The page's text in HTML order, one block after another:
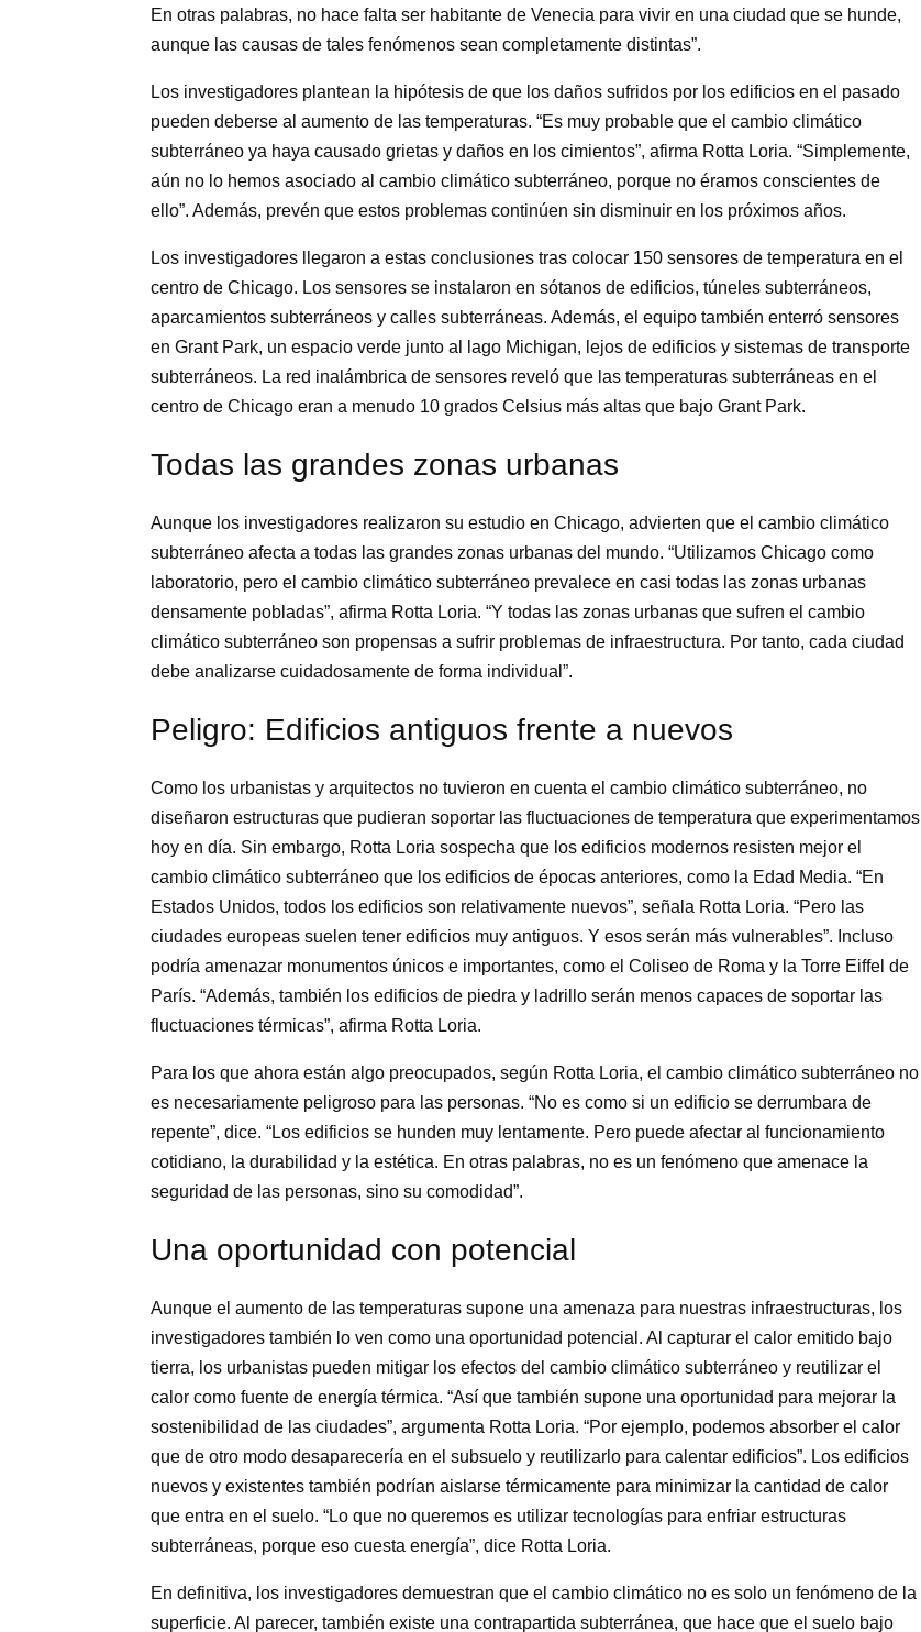
En otras palabras, no hace falta ser habitante de Venecia para vivir en una ciudad que se hunde,
aunque las causas de tales fenómenos sean completamente distintas”.
Los investigadores plantean la hipótesis de que los daños sufridos por los edificios en el pasado
pueden deberse al aumento de las temperaturas. “Es muy probable que el cambio climático
subterráneo ya haya causado grietas y daños en los cimientos”, afirma Rotta Loria. “Simplemente,
aún no lo hemos asociado al cambio climático subterráneo, porque no éramos conscientes de
ello”. Además, prevén que estos problemas continúen sin disminuir en los próximos años.
Los investigadores llegaron a estas conclusiones tras colocar 150 sensores de temperatura en el
centro de Chicago. Los sensores se instalaron en sótanos de edificios, túneles subterráneos,
aparcamientos subterráneos y calles subterráneas. Además, el equipo también enterró sensores
en Grant Park, un espacio verde junto al lago Michigan, lejos de edificios y sistemas de transporte
subterráneos. La red inalámbrica de sensores reveló que las temperaturas subterráneas en el
centro de Chicago eran a menudo 10 grados Celsius más altas que bajo Grant Park.
Todas las grandes zonas urbanas
Aunque los investigadores realizaron su estudio en Chicago, advierten que el cambio climático
subterráneo afecta a todas las grandes zonas urbanas del mundo. “Utilizamos Chicago como
laboratorio, pero el cambio climático subterráneo prevalece en casi todas las zonas urbanas
densamente pobladas”, afirma Rotta Loria. “Y todas las zonas urbanas que sufren el cambio
climático subterráneo son propensas a sufrir problemas de infraestructura. Por tanto, cada ciudad
debe analizarse cuidadosamente de forma individual”.
Peligro: Edificios antiguos frente a nuevos
Como los urbanistas y arquitectos no tuvieron en cuenta el cambio climático subterráneo, no
diseñaron estructuras que pudieran soportar las fluctuaciones de temperatura que experimentamos
hoy en día. Sin embargo, Rotta Loria sospecha que los edificios modernos resisten mejor el
cambio climático subterráneo que los edificios de épocas anteriores, como la Edad Media. “En
Estados Unidos, todos los edificios son relativamente nuevos”, señala Rotta Loria. “Pero las
ciudades europeas suelen tener edificios muy antiguos. Y esos serán más vulnerables”. Incluso
podría amenazar monumentos únicos e importantes, como el Coliseo de Roma y la Torre Eiffel de
París. “Además, también los edificios de piedra y ladrillo serán menos capaces de soportar las
fluctuaciones térmicas”, afirma Rotta Loria.
Para los que ahora están algo preocupados, según Rotta Loria, el cambio climático subterráneo no
es necesariamente peligroso para las personas. “No es como si un edificio se derrumbara de
repente”, dice. “Los edificios se hunden muy lentamente. Pero puede afectar al funcionamiento
cotidiano, la durabilidad y la estética. En otras palabras, no es un fenómeno que amenace la
seguridad de las personas, sino su comodidad”.
Una oportunidad con potencial
Aunque el aumento de las temperaturas supone una amenaza para nuestras infraestructuras, los
investigadores también lo ven como una oportunidad potencial. Al capturar el calor emitido bajo
tierra, los urbanistas pueden mitigar los efectos del cambio climático subterráneo y reutilizar el
calor como fuente de energía térmica. “Así que también supone una oportunidad para mejorar la
sostenibilidad de las ciudades”, argumenta Rotta Loria. “Por ejemplo, podemos absorber el calor
que de otro modo desaparecería en el subsuelo y reutilizarlo para calentar edificios”. Los edificios
nuevos y existentes también podrían aislarse térmicamente para minimizar la cantidad de calor
que entra en el suelo. “Lo que no queremos es utilizar tecnologías para enfriar estructuras
subterráneas, porque eso cuesta energía”, dice Rotta Loria.
En definitiva, los investigadores demuestran que el cambio climático no es solo un fenómeno de la
superficie. Al parecer, también existe una contrapartida subterránea, que hace que el suelo bajo